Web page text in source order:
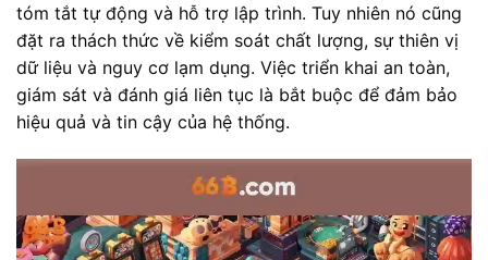
tóm tắt tự động và hỗ trợ lập trình. Tuy nhiên nó cũng
đặt ra thách thức về kiểm soát chất lượng, sự thiên vị
dữ liệu và nguy cơ lạm dụng. Việc triển khai an toàn,
giám sát và đánh giá liên tục là bắt buộc để đảm bảo
hiệu quả và tin cậy của hệ thống.